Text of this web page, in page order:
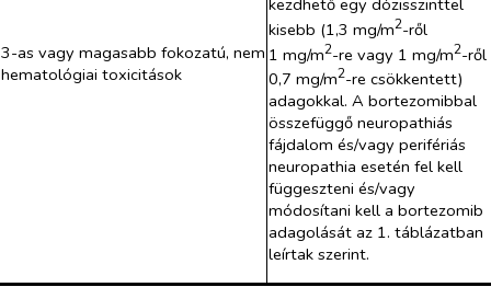
3-as vagy magasabb fokozatú, nem
hematológiai toxicitások
kisebb (1,3 mg/m2-ről
1 mg/m2-re vagy 1 mg/m2-ről
0,7 mg/m2-re csökkentett)
adagokkal. A bortezomibbal
összefüggő neuropathiás
fájdalom és/vagy perifériás
neuropathia esetén fel kell
függeszteni és/vagy
módosítani kell a bortezomib
adagolását az 1. táblázatban
leírtak szerint.